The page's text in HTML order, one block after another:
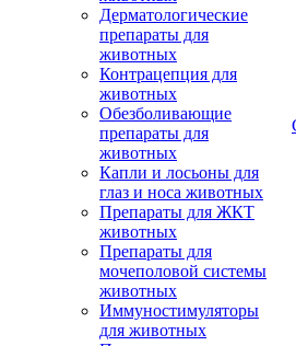
Дерматологические
препараты для
животных
Контрацепция для
животных
Обезболивающие
препараты для
животных
Капли и лосьоны для
глаз и носа животных
Препараты для ЖКТ
животных
Препараты для
мочеполовой системы
животных
Иммуностимуляторы
для животных